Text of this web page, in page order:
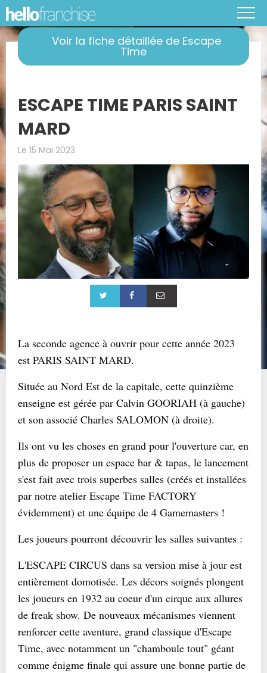
Voir la fiche détaillée de Escape
Time
ESCAPE TIME PARIS SAINT
MARD
Le 15 Mai 2023
La seconde agence à ouvrir pour cette année 2023
est PARIS SAINT MARD.
Située au Nord Est de la capitale, cette quinzième
enseigne est gérée par Calvin GOORIAH (à gauche)
et son associé Charles SALOMON (à droite).
Ils ont vu les choses en grand pour l'ouverture car, en
plus de proposer un espace bar & tapas, le lancement
s'est fait avec trois superbes salles (créés et installées
par notre atelier Escape Time FACTORY
évidemment) et une équipe de 4 Gamemasters !
Les joueurs pourront découvrir les salles suivantes :
L'ESCAPE CIRCUS dans sa version mise à jour est
entièrement domotisée. Les décors soignés plongent
les joueurs en 1932 au coeur d'un cirque aux allures
de freak show. De nouveaux mécanismes viennent
renforcer cette aventure, grand classique d'Escape
Time, avec notamment un "chamboule tout" géant
comme énigme finale qui assure une bonne partie de